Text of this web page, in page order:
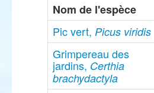
Nom de l'espèce
Pic vert, Picus viridis
Grimpereau des
jardins, Certhia
brachydactyla